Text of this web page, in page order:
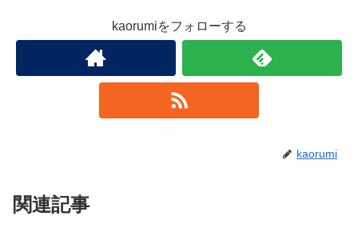
kaorumiをフォローする
kaorumi
関連記事